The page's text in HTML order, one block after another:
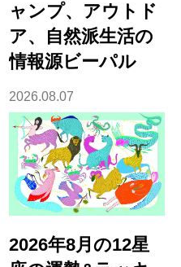
ャンプ、アウトド
ア、自然派生活の
情報源ビーパル
2026.08.07
2026年8月の12星